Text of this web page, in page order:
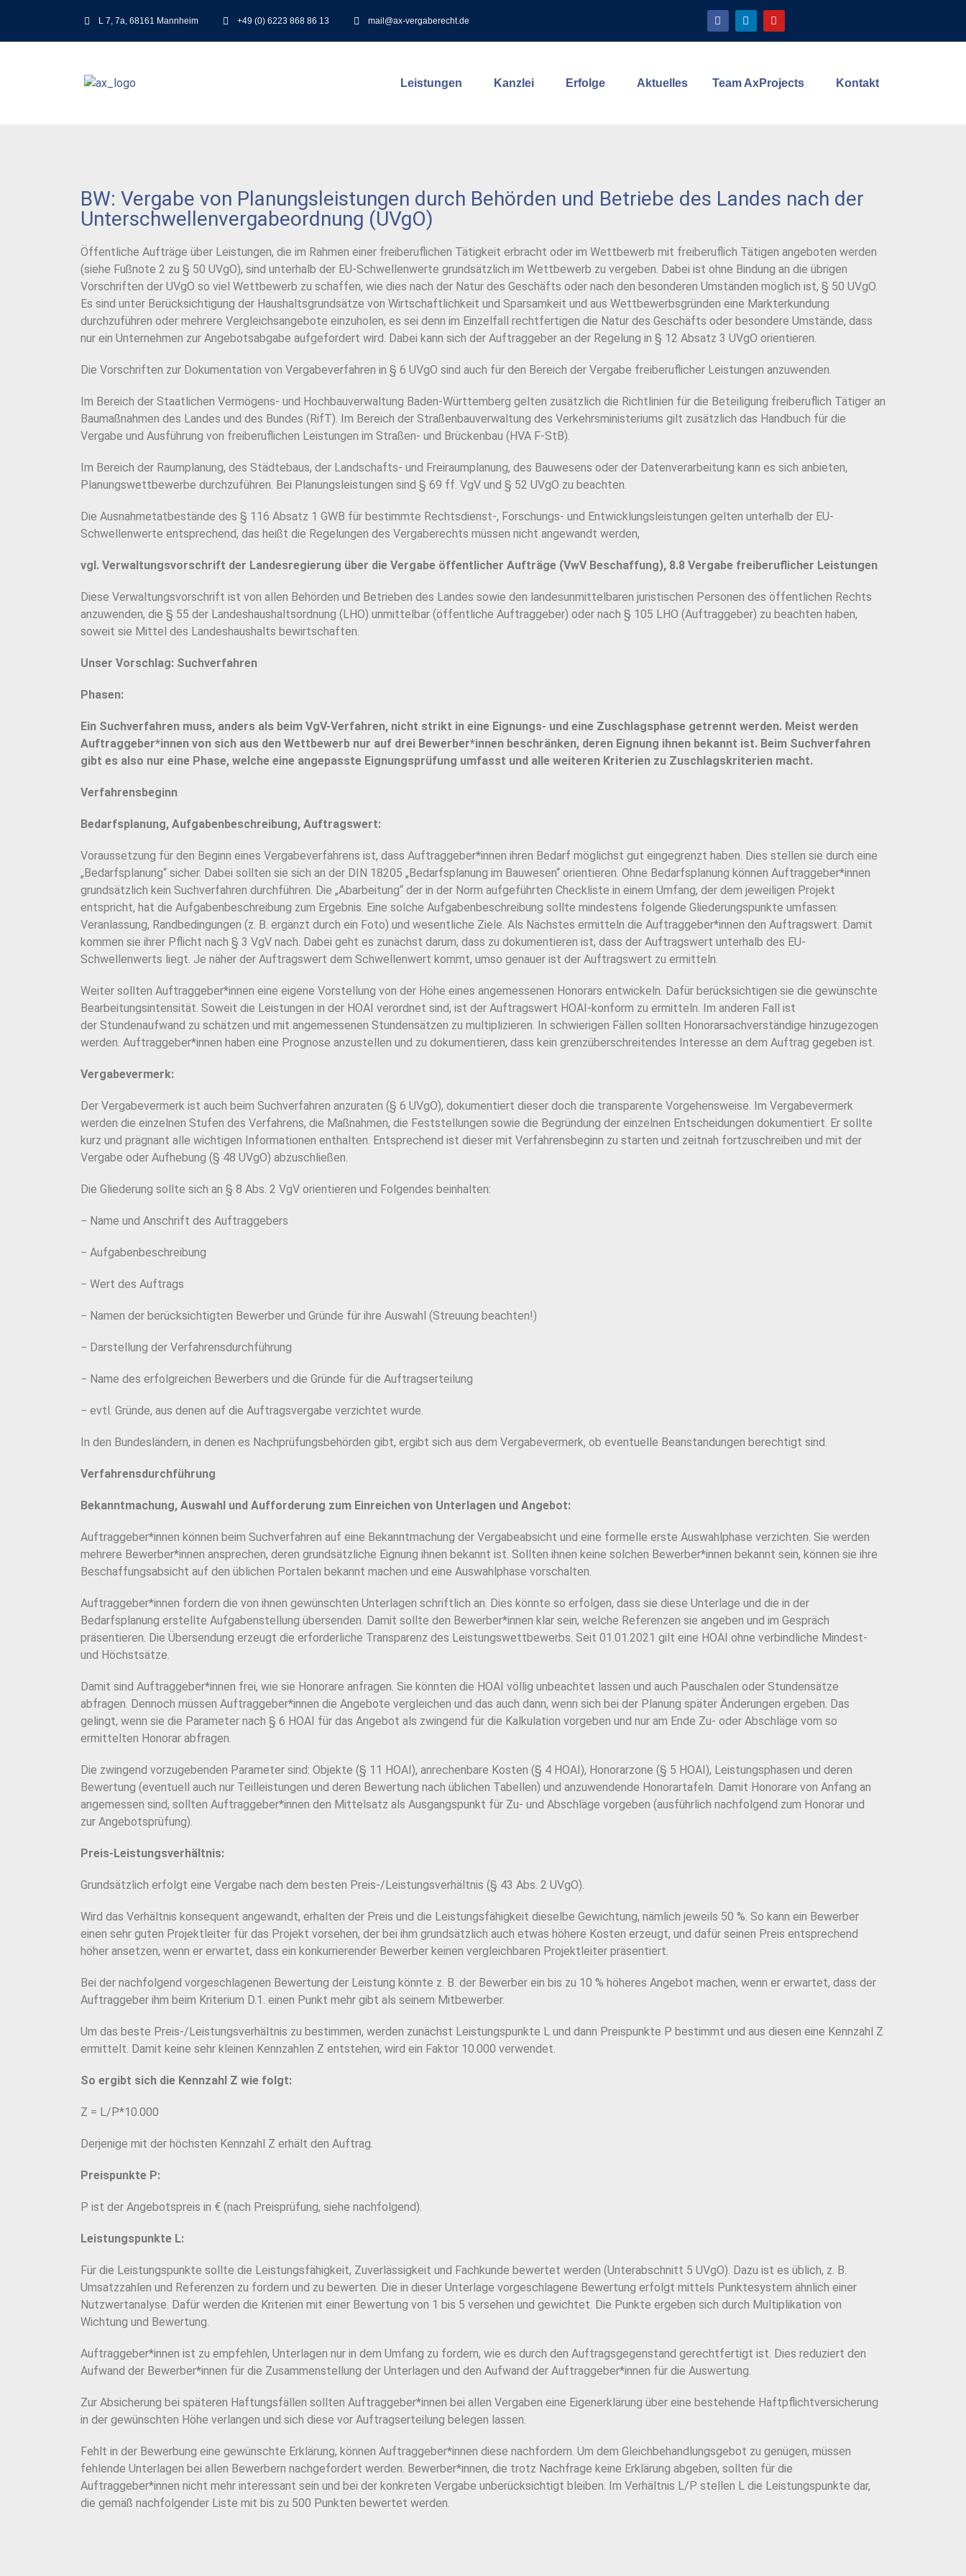
L 7, 7a, 68161 Mannheim +49 (0) 6223 868 86 13 mail@ax-vergaberecht.de
Leistungen Kanzlei Erfolge Aktuelles Team AxProjects Kontakt
BW: Vergabe von Planungsleistungen durch Behörden und Betriebe des Landes nach der
Unterschwellenvergabeordnung (UVgO)
Öffentliche Aufträge über Leistungen, die im Rahmen einer freiberuflichen Tätigkeit erbracht oder im Wettbewerb mit freiberuflich Tätigen angeboten werden
(siehe Fußnote 2 zu § 50 UVgO), sind unterhalb der EU-Schwellenwerte grundsätzlich im Wettbewerb zu vergeben. Dabei ist ohne Bindung an die übrigen
Vorschriften der UVgO so viel Wettbewerb zu schaffen, wie dies nach der Natur des Geschäfts oder nach den besonderen Umständen möglich ist, § 50 UVgO.
Es sind unter Berücksichtigung der Haushaltsgrundsätze von Wirtschaftlichkeit und Sparsamkeit und aus Wettbewerbsgründen eine Markterkundung
durchzuführen oder mehrere Vergleichsangebote einzuholen, es sei denn im Einzelfall rechtfertigen die Natur des Geschäfts oder besondere Umstände, dass
nur ein Unternehmen zur Angebotsabgabe aufgefordert wird. Dabei kann sich der Auftraggeber an der Regelung in § 12 Absatz 3 UVgO orientieren.
Die Vorschriften zur Dokumentation von Vergabeverfahren in § 6 UVgO sind auch für den Bereich der Vergabe freiberuflicher Leistungen anzuwenden.
Im Bereich der Staatlichen Vermögens- und Hochbauverwaltung Baden-Württemberg gelten zusätzlich die Richtlinien für die Beteiligung freiberuflich Tätiger an
Baumaßnahmen des Landes und des Bundes (RifT). Im Bereich der Straßenbauverwaltung des Verkehrsministeriums gilt zusätzlich das Handbuch für die
Vergabe und Ausführung von freiberuflichen Leistungen im Straßen- und Brückenbau (HVA F-StB).
Im Bereich der Raumplanung, des Städtebaus, der Landschafts- und Freiraumplanung, des Bauwesens oder der Datenverarbeitung kann es sich anbieten,
Planungswettbewerbe durchzuführen. Bei Planungsleistungen sind § 69 ff. VgV und § 52 UVgO zu beachten.
Die Ausnahmetatbestände des § 116 Absatz 1 GWB für bestimmte Rechtsdienst-, Forschungs- und Entwicklungsleistungen gelten unterhalb der EU-
Schwellenwerte entsprechend, das heißt die Regelungen des Vergaberechts müssen nicht angewandt werden,
vgl. Verwaltungsvorschrift der Landesregierung über die Vergabe öffentlicher Aufträge (VwV Beschaffung), 8.8 Vergabe freiberuflicher Leistungen
Diese Verwaltungsvorschrift ist von allen Behörden und Betrieben des Landes sowie den landesunmittelbaren juristischen Personen des öffentlichen Rechts
anzuwenden, die § 55 der Landeshaushaltsordnung (LHO) unmittelbar (öffentliche Auftraggeber) oder nach § 105 LHO (Auftraggeber) zu beachten haben,
soweit sie Mittel des Landeshaushalts bewirtschaften.
Unser Vorschlag: Suchverfahren
Phasen:
Ein Suchverfahren muss, anders als beim VgV-Verfahren, nicht strikt in eine Eignungs- und eine Zuschlagsphase getrennt werden. Meist werden
Auftraggeber*innen von sich aus den Wettbewerb nur auf drei Bewerber*innen beschränken, deren Eignung ihnen bekannt ist. Beim Suchverfahren
gibt es also nur eine Phase, welche eine angepasste Eignungsprüfung umfasst und alle weiteren Kriterien zu Zuschlagskriterien macht.
Verfahrensbeginn
Bedarfsplanung, Aufgabenbeschreibung, Auftragswert:
Voraussetzung für den Beginn eines Vergabeverfahrens ist, dass Auftraggeber*innen ihren Bedarf möglichst gut eingegrenzt haben. Dies stellen sie durch eine
„Bedarfsplanung“ sicher. Dabei sollten sie sich an der DIN 18205 „Bedarfsplanung im Bauwesen“ orientieren. Ohne Bedarfsplanung können Auftraggeber*innen
grundsätzlich kein Suchverfahren durchführen. Die „Abarbeitung“ der in der Norm aufgeführten Checkliste in einem Umfang, der dem jeweiligen Projekt
entspricht, hat die Aufgabenbeschreibung zum Ergebnis. Eine solche Aufgabenbeschreibung sollte mindestens folgende Gliederungspunkte umfassen:
Veranlassung, Randbedingungen (z. B. ergänzt durch ein Foto) und wesentliche Ziele. Als Nächstes ermitteln die Auftraggeber*innen den Auftragswert. Damit
kommen sie ihrer Pflicht nach § 3 VgV nach. Dabei geht es zunächst darum, dass zu dokumentieren ist, dass der Auftragswert unterhalb des EU-
Schwellenwerts liegt. Je näher der Auftragswert dem Schwellenwert kommt, umso genauer ist der Auftragswert zu ermitteln.
Weiter sollten Auftraggeber*innen eine eigene Vorstellung von der Höhe eines angemessenen Honorars entwickeln. Dafür berücksichtigen sie die gewünschte
Bearbeitungsintensität. Soweit die Leistungen in der HOAI verordnet sind, ist der Auftragswert HOAI-konform zu ermitteln. Im anderen Fall ist
der Stundenaufwand zu schätzen und mit angemessenen Stundensätzen zu multiplizieren. In schwierigen Fällen sollten Honorarsachverständige hinzugezogen
werden. Auftraggeber*innen haben eine Prognose anzustellen und zu dokumentieren, dass kein grenzüberschreitendes Interesse an dem Auftrag gegeben ist.
Vergabevermerk:
Der Vergabevermerk ist auch beim Suchverfahren anzuraten (§ 6 UVgO), dokumentiert dieser doch die transparente Vorgehensweise. Im Vergabevermerk
werden die einzelnen Stufen des Verfahrens, die Maßnahmen, die Feststellungen sowie die Begründung der einzelnen Entscheidungen dokumentiert. Er sollte
kurz und prägnant alle wichtigen Informationen enthalten. Entsprechend ist dieser mit Verfahrensbeginn zu starten und zeitnah fortzuschreiben und mit der
Vergabe oder Aufhebung (§ 48 UVgO) abzuschließen.
Die Gliederung sollte sich an § 8 Abs. 2 VgV orientieren und Folgendes beinhalten:
− Name und Anschrift des Auftraggebers
− Aufgabenbeschreibung
− Wert des Auftrags
− Namen der berücksichtigten Bewerber und Gründe für ihre Auswahl (Streuung beachten!)
− Darstellung der Verfahrensdurchführung
− Name des erfolgreichen Bewerbers und die Gründe für die Auftragserteilung
− evtl. Gründe, aus denen auf die Auftragsvergabe verzichtet wurde.
In den Bundesländern, in denen es Nachprüfungsbehörden gibt, ergibt sich aus dem Vergabevermerk, ob eventuelle Beanstandungen berechtigt sind.
Verfahrensdurchführung
Bekanntmachung, Auswahl und Aufforderung zum Einreichen von Unterlagen und Angebot:
Auftraggeber*innen können beim Suchverfahren auf eine Bekanntmachung der Vergabeabsicht und eine formelle erste Auswahlphase verzichten. Sie werden
mehrere Bewerber*innen ansprechen, deren grundsätzliche Eignung ihnen bekannt ist. Sollten ihnen keine solchen Bewerber*innen bekannt sein, können sie ihre
Beschaffungsabsicht auf den üblichen Portalen bekannt machen und eine Auswahlphase vorschalten.
Auftraggeber*innen fordern die von ihnen gewünschten Unterlagen schriftlich an. Dies könnte so erfolgen, dass sie diese Unterlage und die in der
Bedarfsplanung erstellte Aufgabenstellung übersenden. Damit sollte den Bewerber*innen klar sein, welche Referenzen sie angeben und im Gespräch
präsentieren. Die Übersendung erzeugt die erforderliche Transparenz des Leistungswettbewerbs. Seit 01.01.2021 gilt eine HOAI ohne verbindliche Mindest-
und Höchstsätze.
Damit sind Auftraggeber*innen frei, wie sie Honorare anfragen. Sie könnten die HOAI völlig unbeachtet lassen und auch Pauschalen oder Stundensätze
abfragen. Dennoch müssen Auftraggeber*innen die Angebote vergleichen und das auch dann, wenn sich bei der Planung später Änderungen ergeben. Das
gelingt, wenn sie die Parameter nach § 6 HOAI für das Angebot als zwingend für die Kalkulation vorgeben und nur am Ende Zu- oder Abschläge vom so
ermittelten Honorar abfragen.
Die zwingend vorzugebenden Parameter sind: Objekte (§ 11 HOAI), anrechenbare Kosten (§ 4 HOAI), Honorarzone (§ 5 HOAI), Leistungsphasen und deren
Bewertung (eventuell auch nur Teilleistungen und deren Bewertung nach üblichen Tabellen) und anzuwendende Honorartafeln. Damit Honorare von Anfang an
angemessen sind, sollten Auftraggeber*innen den Mittelsatz als Ausgangspunkt für Zu- und Abschläge vorgeben (ausführlich nachfolgend zum Honorar und
zur Angebotsprüfung).
Preis-Leistungsverhältnis:
Grundsätzlich erfolgt eine Vergabe nach dem besten Preis-/Leistungsverhältnis (§ 43 Abs. 2 UVgO).
Wird das Verhältnis konsequent angewandt, erhalten der Preis und die Leistungsfähigkeit dieselbe Gewichtung, nämlich jeweils 50 %. So kann ein Bewerber
einen sehr guten Projektleiter für das Projekt vorsehen, der bei ihm grundsätzlich auch etwas höhere Kosten erzeugt, und dafür seinen Preis entsprechend
höher ansetzen, wenn er erwartet, dass ein konkurrierender Bewerber keinen vergleichbaren Projektleiter präsentiert.
Bei der nachfolgend vorgeschlagenen Bewertung der Leistung könnte z. B. der Bewerber ein bis zu 10 % höheres Angebot machen, wenn er erwartet, dass der
Auftraggeber ihm beim Kriterium D.1. einen Punkt mehr gibt als seinem Mitbewerber.
Um das beste Preis-/Leistungsverhältnis zu bestimmen, werden zunächst Leistungspunkte L und dann Preispunkte P bestimmt und aus diesen eine Kennzahl Z
ermittelt. Damit keine sehr kleinen Kennzahlen Z entstehen, wird ein Faktor 10.000 verwendet.
So ergibt sich die Kennzahl Z wie folgt:
Z = L/P*10.000
Derjenige mit der höchsten Kennzahl Z erhält den Auftrag.
Preispunkte P:
P ist der Angebotspreis in € (nach Preisprüfung, siehe nachfolgend).
Leistungspunkte L:
Für die Leistungspunkte sollte die Leistungsfähigkeit, Zuverlässigkeit und Fachkunde bewertet werden (Unterabschnitt 5 UVgO). Dazu ist es üblich, z. B.
Umsatzzahlen und Referenzen zu fordern und zu bewerten. Die in dieser Unterlage vorgeschlagene Bewertung erfolgt mittels Punktesystem ähnlich einer
Nutzwertanalyse. Dafür werden die Kriterien mit einer Bewertung von 1 bis 5 versehen und gewichtet. Die Punkte ergeben sich durch Multiplikation von
Wichtung und Bewertung.
Auftraggeber*innen ist zu empfehlen, Unterlagen nur in dem Umfang zu fordern, wie es durch den Auftragsgegenstand gerechtfertigt ist. Dies reduziert den
Aufwand der Bewerber*innen für die Zusammenstellung der Unterlagen und den Aufwand der Auftraggeber*innen für die Auswertung.
Zur Absicherung bei späteren Haftungsfällen sollten Auftraggeber*innen bei allen Vergaben eine Eigenerklärung über eine bestehende Haftpflichtversicherung
in der gewünschten Höhe verlangen und sich diese vor Auftragserteilung belegen lassen.
Fehlt in der Bewerbung eine gewünschte Erklärung, können Auftraggeber*innen diese nachfordern. Um dem Gleichbehandlungsgebot zu genügen, müssen
fehlende Unterlagen bei allen Bewerbern nachgefordert werden. Bewerber*innen, die trotz Nachfrage keine Erklärung abgeben, sollten für die
Auftraggeber*innen nicht mehr interessant sein und bei der konkreten Vergabe unberücksichtigt bleiben. Im Verhältnis L/P stellen L die Leistungspunkte dar,
die gemäß nachfolgender Liste mit bis zu 500 Punkten bewertet werden.